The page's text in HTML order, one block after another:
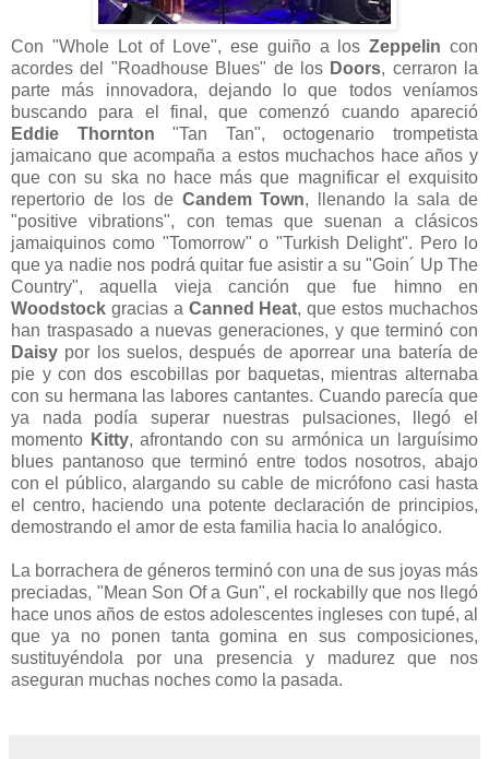
Con "Whole Lot of Love", ese guiño a losZeppelincon
acordes del "Roadhouse Blues" de los Doors, cerraron la
parte más innovadora, dejando lo que todos veníamos
buscando para el final, que comenzó cuando apareció
Eddie Thornton "Tan Tan", octogenario trompetista
jamaicano que acompaña a estos muchachos hace años y
que con su ska no hace más que magnificar el exquisito
repertorio de los de Candem Town, llenando la sala de
"positive vibrations", con temas que suenan a clásicos
jamaiquinos como "Tomorrow" o "Turkish Delight". Pero lo
que ya nadie nos podrá quitar fue asistir a su "Goin´ Up The
Country", aquella vieja canción que fue himno en
Woodstock gracias a Canned Heat, que estos muchachos
han traspasado a nuevas generaciones, y que terminó con
Daisy por los suelos, después de aporrear una batería de
pie y con dos escobillas por baquetas, mientras alternaba
con su hermana las labores cantantes. Cuando parecía que
ya nada podía superar nuestras pulsaciones, llegó el
momento Kitty, afrontando con su armónica un larguísimo
blues pantanoso que terminó entre todos nosotros, abajo
con el público, alargando su cable de micrófono casi hasta
el centro, haciendo una potente declaración de principios,
demostrando el amor de esta familia hacia lo analógico.
La borrachera de géneros terminó con una de sus joyas más
preciadas, "Mean Son Of a Gun", el rockabilly que nos llegó
hace unos años de estos adolescentes ingleses con tupé, al
que ya no ponen tanta gomina en sus composiciones,
sustituyéndola por una presencia y madurez que nos
aseguran muchas noches como la pasada.